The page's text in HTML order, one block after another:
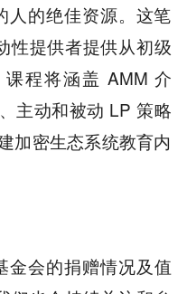
人的绝佳资源。这笔
性提供者提供从初级
程将涵盖 AMM 介
主动和被动 LP 策略
加密生态系统教育内
金会的捐赠情况及值